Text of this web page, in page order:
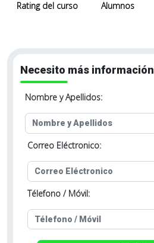
Rating del curso Alumnos
Necesito más información
Nombre y Apellidos:
Correo Eléctronico:
Télefono / Móvil: